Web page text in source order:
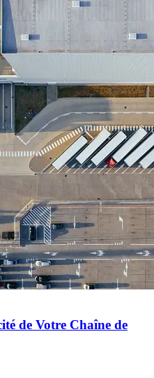
de Votre Chaîne de